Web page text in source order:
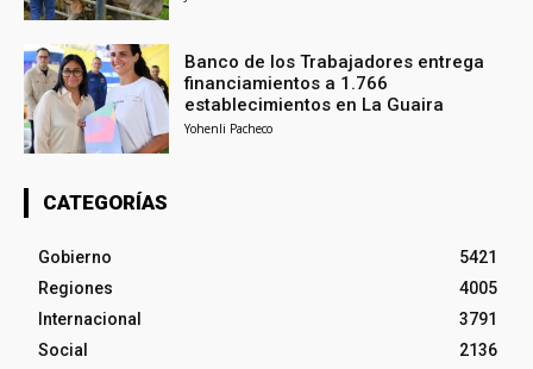
Banco de los Trabajadores entrega
financiamientos a 1.766
establecimientos en La Guaira
Yohenli Pacheco
CATEGORÍAS
Gobierno
5421
Regiones
4005
Internacional
3791
Social
2136